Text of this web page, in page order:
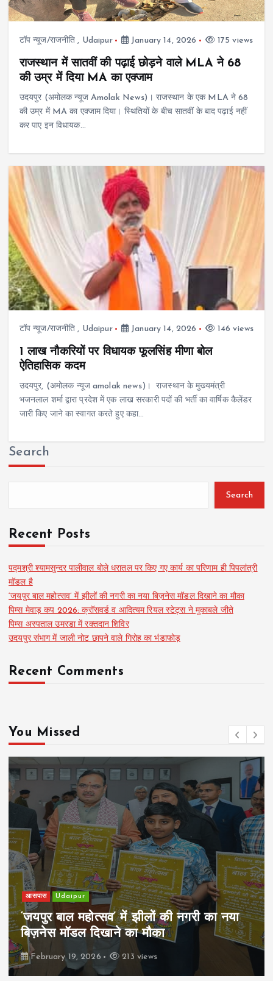
टॉप न्यूज/राजनीति , Udaipur January 14, 2026 175 views
राजस्थान में सातवीं की पढ़ाई छोड़ने वाले MLA ने 68
की उम्र में दिया MA का एक्जाम
उदयपुर (अमोलक न्यूज Amolak News)। राजस्थान के एक MLA ने 68
की उम्र में MA का एक्जाम दिया। स्थितियों के बीच सातवीं के बाद पढ़ाई नहीं
कर पाए इन विधायक…
टॉप न्यूज/राजनीति , Udaipur January 14, 2026 146 views
1 लाख नौकरियों पर विधायक फूलसिंह मीणा बोल
ऐतिहासिक कदम
उदयपुर, (अमोलक न्यूज amolak news)। राजस्थान के मुख्यमंत्री
भजनलाल शर्मा द्वारा प्रदेश में एक लाख सरकारी पदों की भर्ती का वार्षिक कैलेंडर
जारी किए जाने का स्वागत करते हुए कहा…
Search
Search
Recent Posts
पद्मश्री श्यामसुन्दर पालीवाल बोले धरातल पर किए गए कार्य का परिणाम ही पिपलांत्री
मॉडल है
‘जयपुर बाल महोत्सव’ में झीलों की नगरी का नया बिज़नेस मॉडल दिखाने का मौका
पिम्स मेवाड़ कप 2026: क्रॉसवर्ड व आदित्यम रियल स्टेट्स ने मुकाबले जीते
पिम्स अस्पताल उमरडा में रक्तदान शिविर
उदयपुर संभाग में जाली नोट छापने वाले गिरोह का भंडाफोड़
Recent Comments
You Missed
आसपास Udaipur
‘जयपुर बाल महोत्सव’ में झीलों की नगरी का नया
बिज़नेस मॉडल दिखाने का मौका
February 19, 2026 213 views